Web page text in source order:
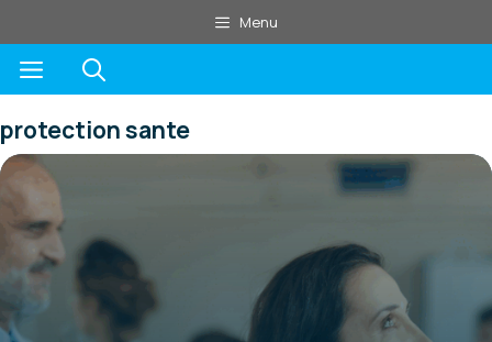
au
contenu
Menu
Menu
protection sante